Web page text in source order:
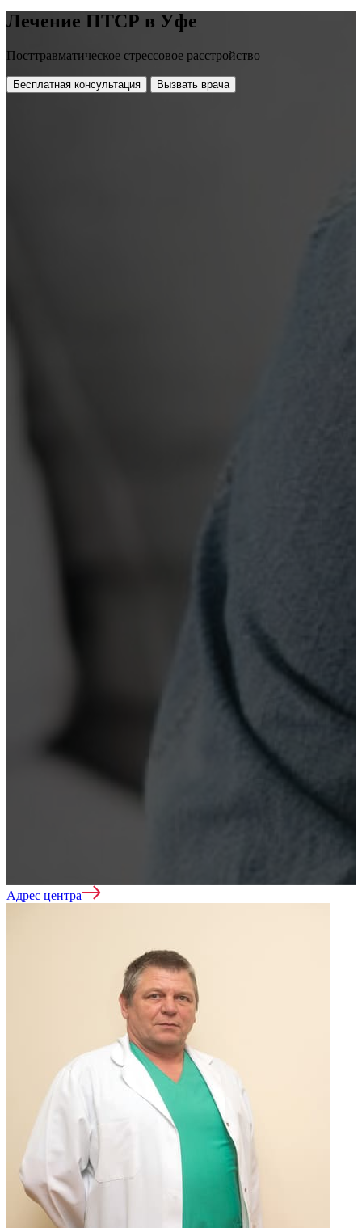
Лечение ПТСР в Уфе
Посттравматическое стрессовое расстройство
Бесплатная консультация Вызвать врача
Лечение зависимостей
Адрес центра